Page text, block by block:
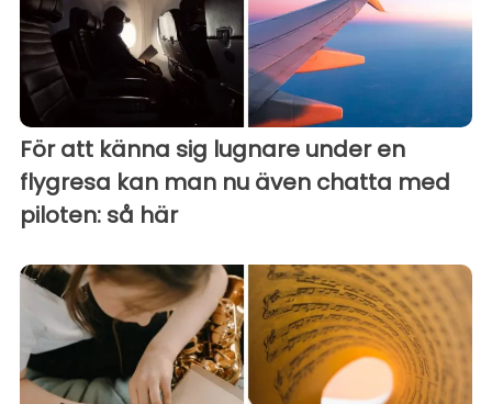
För att känna sig lugnare under en
flygresa kan man nu även chatta med
piloten: så här